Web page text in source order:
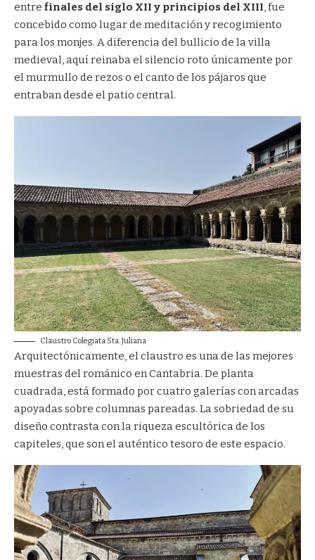
entre finales del siglo XII y principios del XIII, fue
concebido como lugar de meditación y recogimiento
para los monjes. A diferencia del bullicio de la villa
medieval, aquí reinaba el silencio roto únicamente por
el murmullo de rezos o el canto de los pájaros que
entraban desde el patio central.
Claustro Colegiata Sta. Juliana
Arquitectónicamente, el claustro es una de las mejores
muestras del románico en Cantabria. De planta
cuadrada, está formado por cuatro galerías con arcadas
apoyadas sobre columnas pareadas. La sobriedad de su
diseño contrasta con la riqueza escultórica de los
capiteles, que son el auténtico tesoro de este espacio.